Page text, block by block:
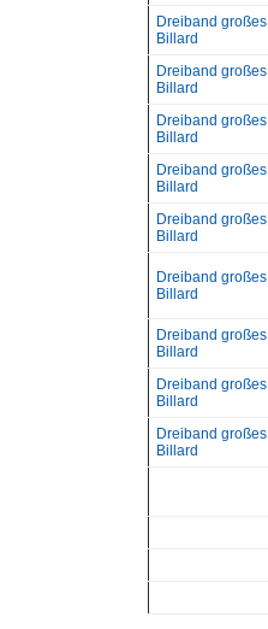
Dreiband großes
Billard
Dreiband großes
Billard
Dreiband großes
Billard
Dreiband großes
Billard
Dreiband großes
Billard
Dreiband großes
Billard
Dreiband großes
Billard
Dreiband großes
Billard
Dreiband großes
Billard